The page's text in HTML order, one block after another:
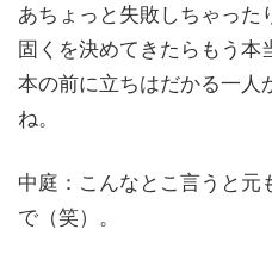
あちょっと失敗しちゃった
固くを決めてきたらもう本
本の前に立ちはだかる一人
ね。
中庭：こんなとこ言うと元
で（笑）。